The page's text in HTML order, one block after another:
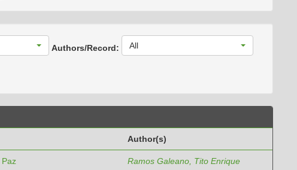
Authors/Record: All
Author(s)
Ramos Galeano, Tito Enrique